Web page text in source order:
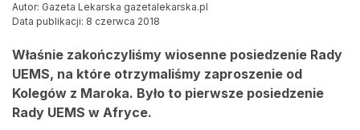
Autor: Gazeta Lekarska gazetalekarska.pl
Data publikacji: 8 czerwca 2018
Właśnie zakończyliśmy wiosenne posiedzenie Rady
UEMS, na które otrzymaliśmy zaproszenie od
Kolegów z Maroka. Było to pierwsze posiedzenie
Rady UEMS w Afryce.